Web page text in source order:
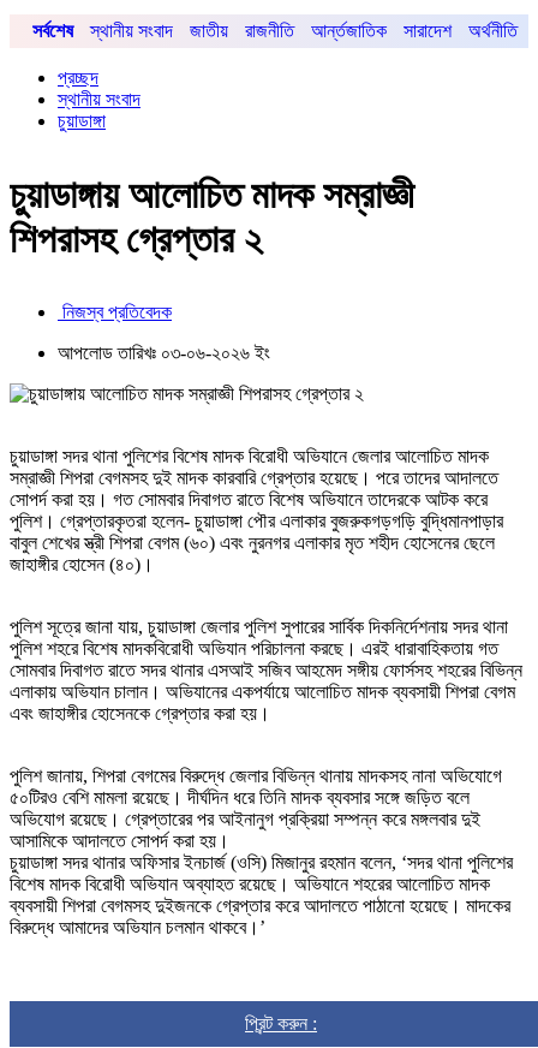
সর্বশেষ স্থানীয় সংবাদ জাতীয় রাজনীতি আর্ন্তজাতিক সারাদেশ অর্থনীতি
প্রচ্ছদ
স্থানীয় সংবাদ
চুয়াডাঙ্গা
চুয়াডাঙ্গায় আলোচিত মাদক সম্রাজ্ঞী
শিপরাসহ গ্রেপ্তার ২
নিজস্ব প্রতিবেদক
আপলোড তারিখঃ ০৩-০৬-২০২৬ ইং
চুয়াডাঙ্গা সদর থানা পুলিশের বিশেষ মাদক বিরোধী অভিযানে জেলার আলোচিত মাদক
সম্রাজ্ঞী শিপরা বেগমসহ দুই মাদক কারবারি গ্রেপ্তার হয়েছে। পরে তাদের আদালতে
সোপর্দ করা হয়। গত সোমবার দিবাগত রাতে বিশেষ অভিযানে তাদেরকে আটক করে
পুলিশ। গ্রেপ্তারকৃতরা হলেন- চুয়াডাঙ্গা পৌর এলাকার বুজরুকগড়গড়ি বুদ্ধিমানপাড়ার
বাবুল শেখের স্ত্রী শিপরা বেগম (৬০) এবং নুরনগর এলাকার মৃত শহীদ হোসেনের ছেলে
জাহাঙ্গীর হোসেন (৪০)।
পুলিশ সূত্রে জানা যায়, চুয়াডাঙ্গা জেলার পুলিশ সুপারের সার্বিক দিকনির্দেশনায় সদর থানা
পুলিশ শহরে বিশেষ মাদকবিরোধী অভিযান পরিচালনা করছে। এরই ধারাবাহিকতায় গত
সোমবার দিবাগত রাতে সদর থানার এসআই সজিব আহমেদ সঙ্গীয় ফোর্সসহ শহরের বিভিন্ন
এলাকায় অভিযান চালান। অভিযানের একপর্যায়ে আলোচিত মাদক ব্যবসায়ী শিপরা বেগম
এবং জাহাঙ্গীর হোসেনকে গ্রেপ্তার করা হয়।
পুলিশ জানায়, শিপরা বেগমের বিরুদ্ধে জেলার বিভিন্ন থানায় মাদকসহ নানা অভিযোগে
৫০টিরও বেশি মামলা রয়েছে। দীর্ঘদিন ধরে তিনি মাদক ব্যবসার সঙ্গে জড়িত বলে
অভিযোগ রয়েছে। গ্রেপ্তারের পর আইনানুগ প্রক্রিয়া সম্পন্ন করে মঙ্গলবার দুই
আসামিকে আদালতে সোপর্দ করা হয়।
চুয়াডাঙ্গা সদর থানার অফিসার ইনচার্জ (ওসি) মিজানুর রহমান বলেন, ‘সদর থানা পুলিশের
বিশেষ মাদক বিরোধী অভিযান অব্যাহত রয়েছে। অভিযানে শহরের আলোচিত মাদক
ব্যবসায়ী শিপরা বেগমসহ দুইজনকে গ্রেপ্তার করে আদালতে পাঠানো হয়েছে। মাদকের
বিরুদ্ধে আমাদের অভিযান চলমান থাকবে।’
প্রিন্ট করুন :